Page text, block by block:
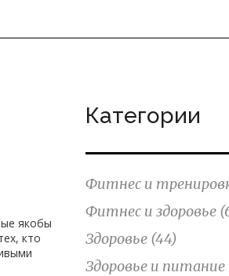
якобы
кто
Категории
Фитнес и
Фитнес и здоровье
Здоровье (44)
Здоровье и питание